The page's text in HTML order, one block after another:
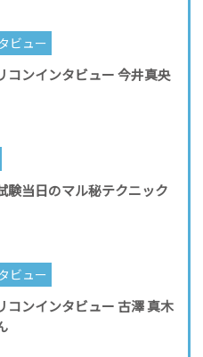
ビュー
コンインタビュー 今井真央
験当日のマル秘テクニック
ビュー
コンインタビュー 古澤 真木